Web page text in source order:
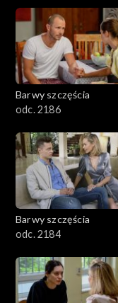
801–900
782–800
Barwy szczęścia
odc. 2186
Barwy szczęścia
odc. 2184